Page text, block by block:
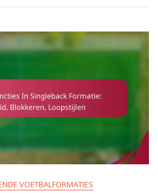
Formatie:
Veelzijdigheid
VOETBALFORMATIES